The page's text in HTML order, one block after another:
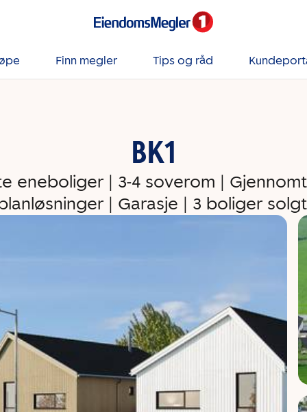
Finn megler Tips og råd
BK1
eneboliger | 3-4 soverom |
| Garasje | 3 boliger